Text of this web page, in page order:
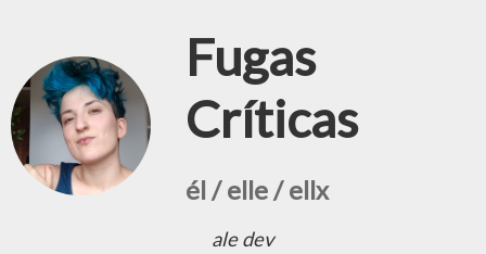
Fugas
Críticas
él / elle / ellx
ale dev